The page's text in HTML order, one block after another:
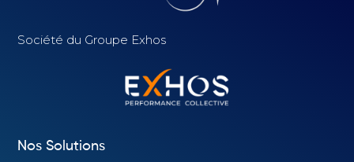
Société du Groupe Exhos
Nos Solutions